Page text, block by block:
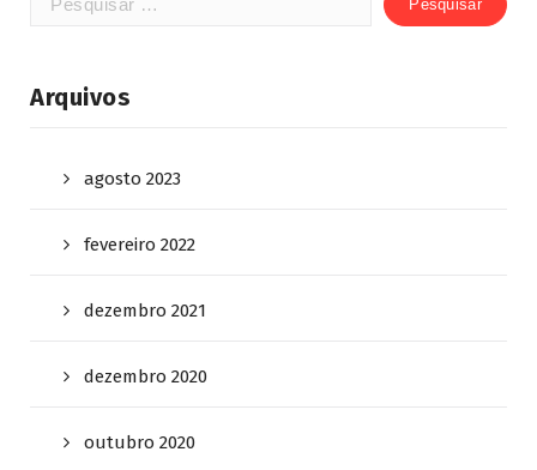
Arquivos
agosto 2023
fevereiro 2022
dezembro 2021
dezembro 2020
outubro 2020